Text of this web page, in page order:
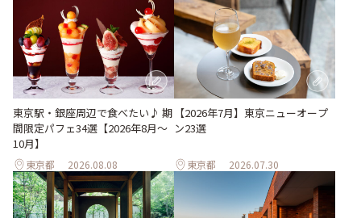
東京駅・銀座周辺で食べたい♪ 期
間限定パフェ34選【2026年8月～
10月】
東京都 2026.08.08
【2026年7月】東京ニューオープ
ン23選
東京都 2026.07.30